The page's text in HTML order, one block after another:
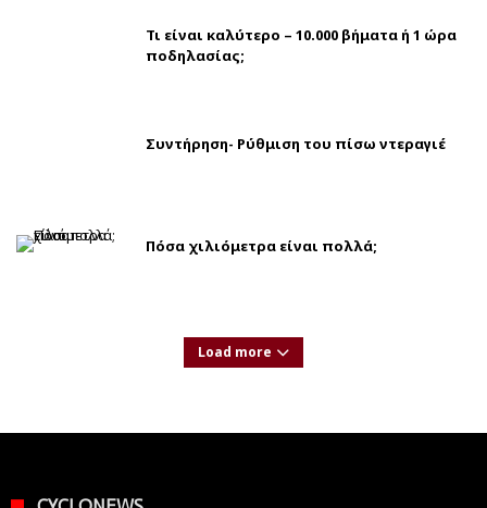
Τι είναι καλύτερο – 10.000 βήματα ή 1 ώρα
ποδηλασίας;
Συντήρηση- Ρύθμιση του πίσω ντεραγιέ
Πόσα χιλιόμετρα είναι πολλά;
Load more